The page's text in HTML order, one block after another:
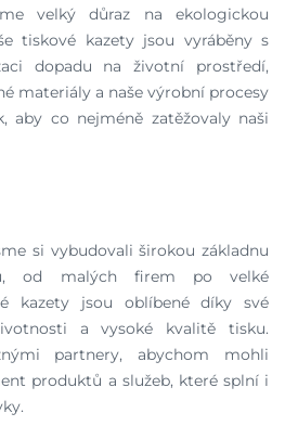
velký důraz na ekologickou
tiskové kazety jsou vyráběny s
dopadu na životní prostředí,
materiály a naše výrobní procesy
aby co nejméně zatěžovaly naši
si vybudovali širokou základnu
od malých firem po velké
kazety jsou oblíbené díky své
a vysoké kvalitě tisku.
partnery, abychom mohli
produktů a služeb, které splní i